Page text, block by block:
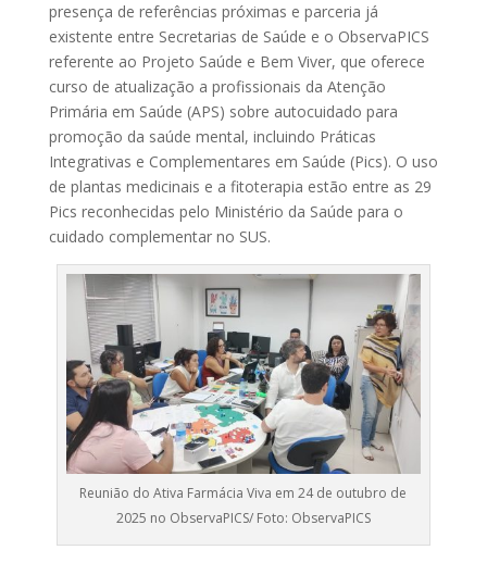
presença de referências próximas e parceria já
existente entre Secretarias de Saúde e o ObservaPICS
referente ao Projeto Saúde e Bem Viver, que oferece
curso de atualização a profissionais da Atenção
Primária em Saúde (APS) sobre autocuidado para
promoção da saúde mental, incluindo Práticas
Integrativas e Complementares em Saúde (Pics). O uso
de plantas medicinais e a fitoterapia estão entre as 29
Pics reconhecidas pelo Ministério da Saúde para o
cuidado complementar no SUS.
Reunião do Ativa Farmácia Viva em 24 de outubro de
2025 no ObservaPICS/ Foto: ObservaPICS